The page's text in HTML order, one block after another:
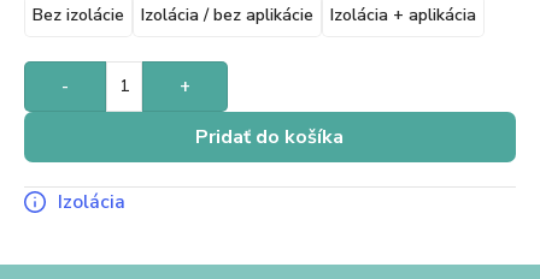
Bez izolácie Izolácia / bez aplikácie Izolácia + aplikácia
- +
Pridať do košíka
Izolácia